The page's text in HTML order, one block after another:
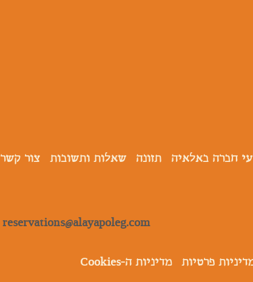
פרטיות
מדיניות ה-Cookies
חברה באלאיה תזונה שאלות ותשובות צור קשר
reservations@alayapoleg.com